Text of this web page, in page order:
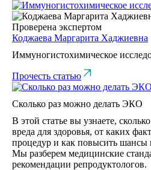
Проверена экспертом
Коджаева Маргарита Хаджиевна
Иммуногистохимическое
Прочесть статью
Сколько раз можно делать ЭКО
В этой статье вы узнаете,
вреда для здоровья, от каких
процедур и как повысить шансы
Мы разберем медицинские
рекомендации репродуктологов.